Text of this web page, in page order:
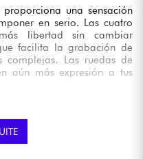
una sensación
en serio. Las cuatro
libertad sin cambiar
facilita la grabación de
complejas. Las ruedas de
aún más expresión a tus
son perfectos para